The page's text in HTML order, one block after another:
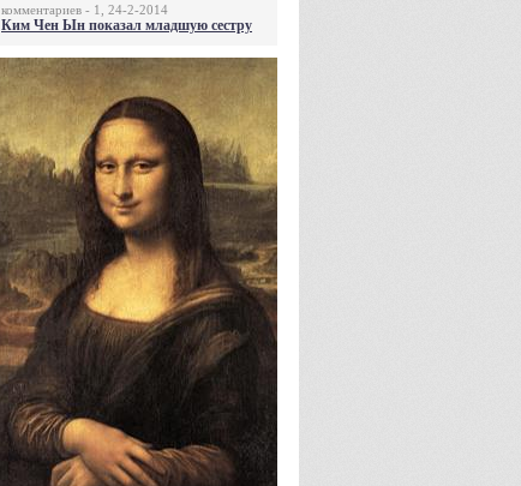
комментариев - 1, 24-2-2014
Ким Чен Ын показал младшую сестру